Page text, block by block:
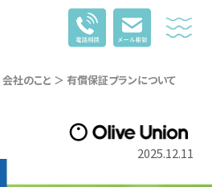
会社のこと ＞ 有償保証プランについて
2025.12.11